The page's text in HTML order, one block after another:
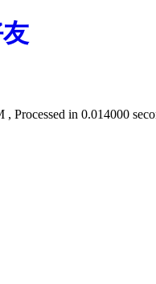
, Processed in 0.014000